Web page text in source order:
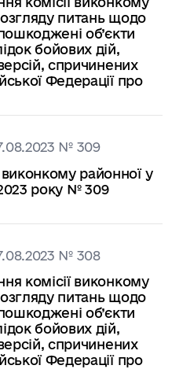
питань щодо
об’єкти
бойових дій,
спричинених
Федерації про
№ 309
районної у
2023 року № 309
№ 308
комісії виконкому
питань щодо
об’єкти
бойових дій,
спричинених
Федерації про